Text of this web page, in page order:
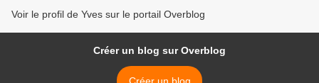
Voir le profil de Yves sur le portail Overblog
Créer un blog sur Overblog